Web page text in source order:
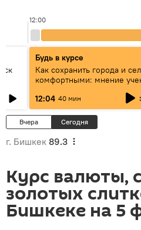
12:00
Будь в курсе
Как сохранить города и
комфортными: мнение
12:04 40 мин
Вчера Сегодня
г. Бишкек 89.3
Курс валюты,
золотых
Бишкеке на 5